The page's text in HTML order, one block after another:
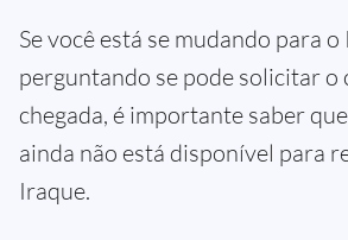
Se você está se mudando para o
perguntando se pode solicitar o
chegada, é importante saber
ainda não está disponível para
Iraque.